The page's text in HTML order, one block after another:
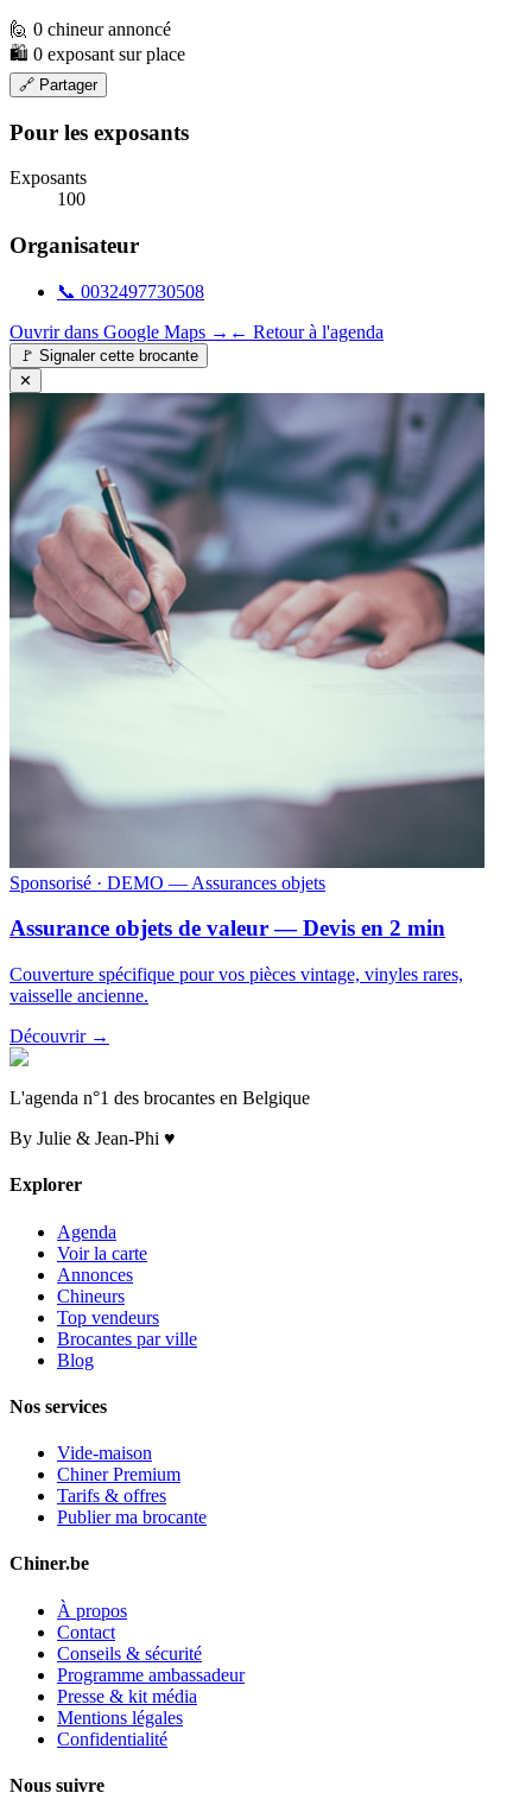
🙋 0 chineur annoncé
🛍️ 0 exposant sur place
🔗 Partager
Pour les exposants
Exposants
100
Organisateur
📞 0032497730508
Ouvrir dans Google Maps → ← Retour à l'agenda
🚩 Signaler cette brocante
✕
Sponsorisé · DEMO — Assurances objets
Assurance objets de valeur — Devis en 2 min
Couverture spécifique pour vos pièces vintage, vinyles rares,
vaisselle ancienne.
Découvrir →
L'agenda n°1 des brocantes en Belgique
By Julie & Jean-Phi ♥
Explorer
Agenda
Voir la carte
Annonces
Chineurs
Top vendeurs
Brocantes par ville
Blog
Nos services
Vide-maison
Chiner Premium
Tarifs & offres
Publier ma brocante
Chiner.be
À propos
Contact
Conseils & sécurité
Programme ambassadeur
Presse & kit média
Mentions légales
Confidentialité
Nous suivre